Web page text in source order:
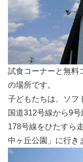
試食コーナーと無料
の場所です。
子どもたちは、ソフ
国道312号線から9号
178号線をひたすら
中ヶ丘公園」に行き